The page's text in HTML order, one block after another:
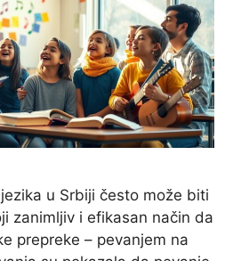
u Srbiji često može biti
zanimljiv i efikasan način da
prepreke – pevanjem na